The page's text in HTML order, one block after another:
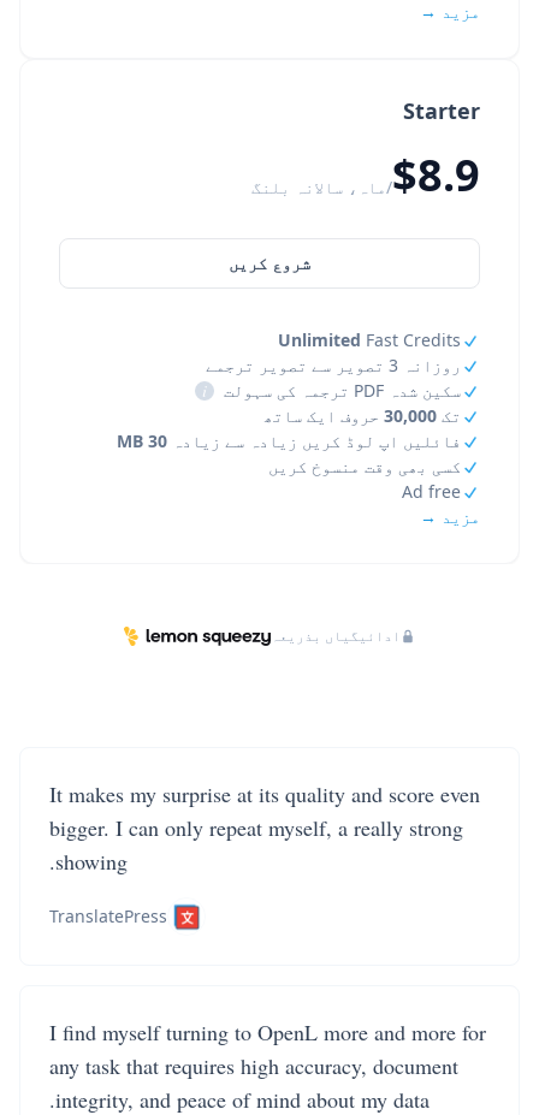
Starter
$8.9/ماہ، سالانہ بلنگ
شروع کریں
Unlimited Fast Credits
روزانہ 3 تصویر سے تصویر ترجمے
سکین شدہ PDF ترجمہ کی سہولت
i
تک 30,000 حروف ایک ساتھ
فائلیں اپ لوڈ کریں زیادہ سے زیادہ 30 MB
کسی بھی وقت منسوخ کریں
Ad free
مزید →
مزید →
ادائیگیاں بذریعہ
It makes my surprise at its quality and score even
bigger. I can only repeat myself, a really strong
showing.
TranslatePress
I find myself turning to OpenL more and more for
any task that requires high accuracy, document
integrity, and peace of mind about my data.